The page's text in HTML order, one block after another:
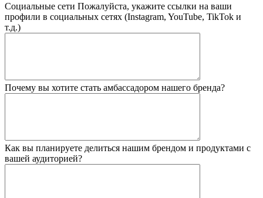
Социальные сети Пожалуйста, укажите ссылки на ваши
профили в социальных сетях (Instagram, YouTube, TikTok и
т.д.)
Почему вы хотите стать амбассадором нашего бренда?
Как вы планируете делиться нашим брендом и продуктами с
вашей аудиторией?